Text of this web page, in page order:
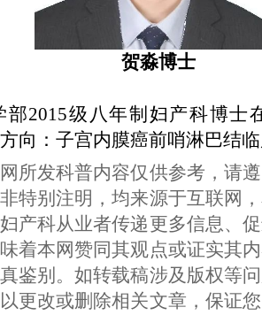
贺淼博士
部2015级八年制妇产科博士
向：子宫内膜癌前哨淋巴结
所发科普内容仅供参考，请
特别注明，均来源于互联网
产科从业者传递更多信息、
着本网赞同其观点或证实其
鉴别。如转载稿涉及版权等
更改或删除相关文章，保证